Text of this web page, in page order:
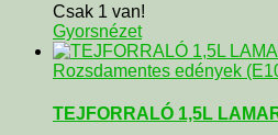
Csak 1 van!
Gyorsnézet
Rozsdamentes edények
TEJFORRALÓ 1,5L